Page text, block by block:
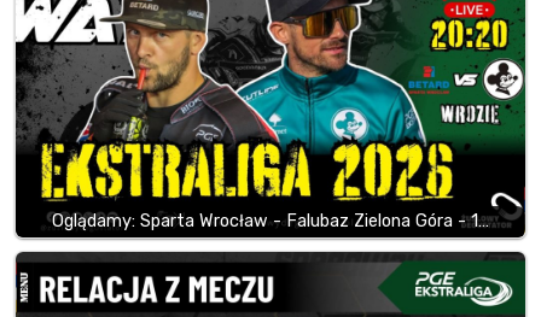
Oglądamy: Sparta Wrocław - Falubaz Zielona Góra - 1…